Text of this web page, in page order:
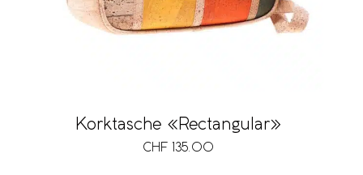
Korktasche «Rectangular»
CHF 135.00